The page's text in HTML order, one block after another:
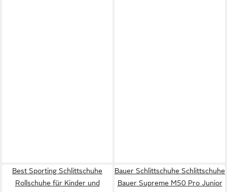
Best Sporting Schlittschuhe
Rollschuhe für Kinder und
Bauer Schlittschuhe Schlittschuhe
Bauer Supreme M50 Pro Junior